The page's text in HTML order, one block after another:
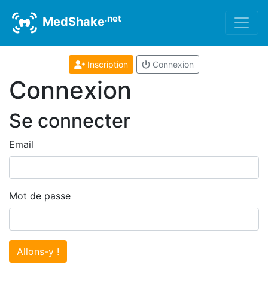
MedShake.net
Inscription Connexion
Connexion
Se connecter
Email
Mot de passe
Allons-y !